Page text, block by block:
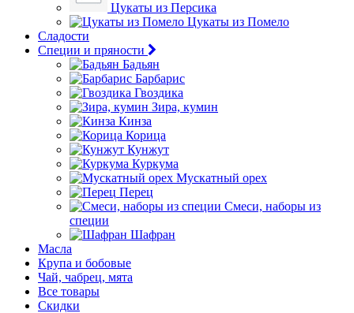
Цукаты из Персика
Цукаты из Помело
Сладости
Специи и пряности
Бадьян
Барбарис
Гвоздика
Зира, кумин
Кинза
Корица
Кунжут
Куркума
Мускатный орех
Перец
Смеси, наборы из
специи
Шафран
Масла
Крупа и бобовые
Чай, чабрец, мята
Все товары
Скидки